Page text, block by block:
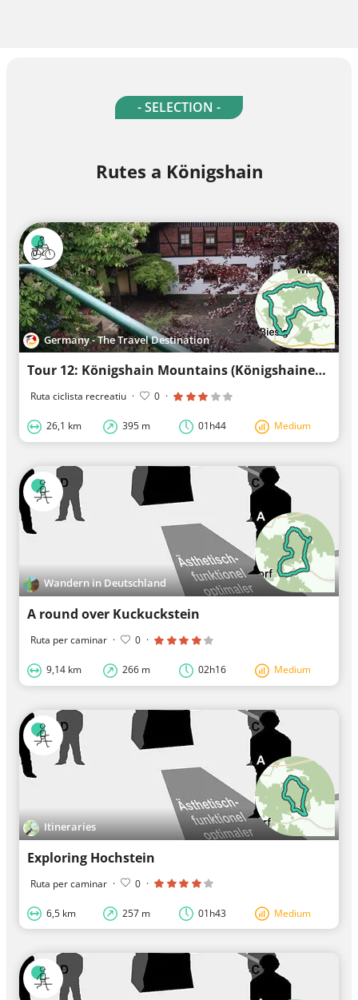
- SELECTION -
Rutes a Königshain
Germany - The Travel Destination
Tour 12: Königshain Mountains (Königshainer Berge)
Ruta ciclista recreatiu · 0 ·
26,1 km 395 m 01h44 Medium
Wandern in Deutschland
A round over Kuckuckstein
Ruta per caminar · 0 ·
9,14 km 266 m 02h16 Medium
Itineraries
Exploring Hochstein
Ruta per caminar · 0 ·
6,5 km 257 m 01h43 Medium